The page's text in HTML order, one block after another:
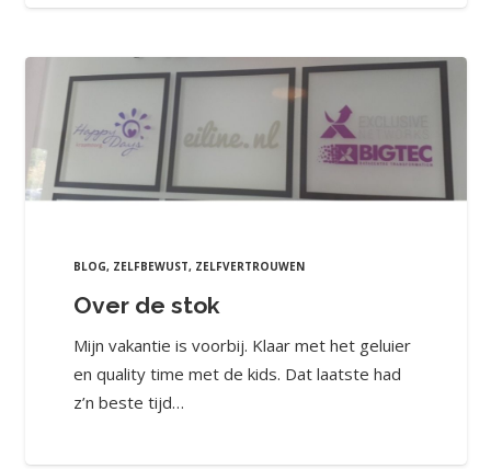
BLOG, ZELFBEWUST, ZELFVERTROUWEN
Over de stok
Mijn vakantie is voorbij. Klaar met het geluier
en quality time met de kids. Dat laatste had
z’n beste tijd…